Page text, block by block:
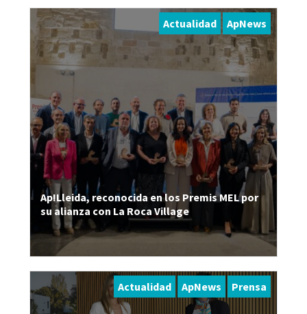
Actualidad ApNews
Ap!Lleida, reconocida en los Premis MEL por
su alianza con La Roca Village
Actualidad ApNews Prensa